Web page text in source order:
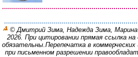
© Дмитрий Зима, Надежда Зима, Марина
2026. При цитировании прямая ссылка
обязательны.Перепечатка в
при письменном разрешении